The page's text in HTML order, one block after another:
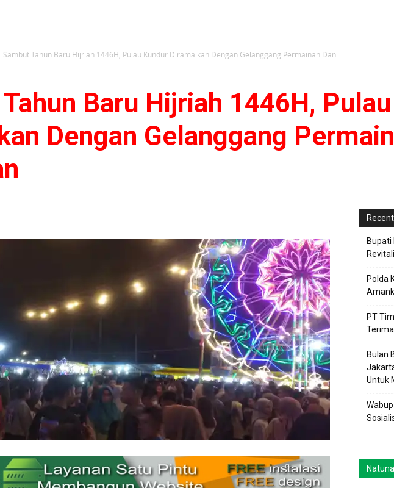
Sambut Tahun Baru Hijriah 1446H, Pulau Kundur Diramaikan Dengan Gelanggang Permainan Dan...
Baru Hijriah 1446H,
Dengan Gelanggang
Polda
PT
Bulan
Untuk
Natuna